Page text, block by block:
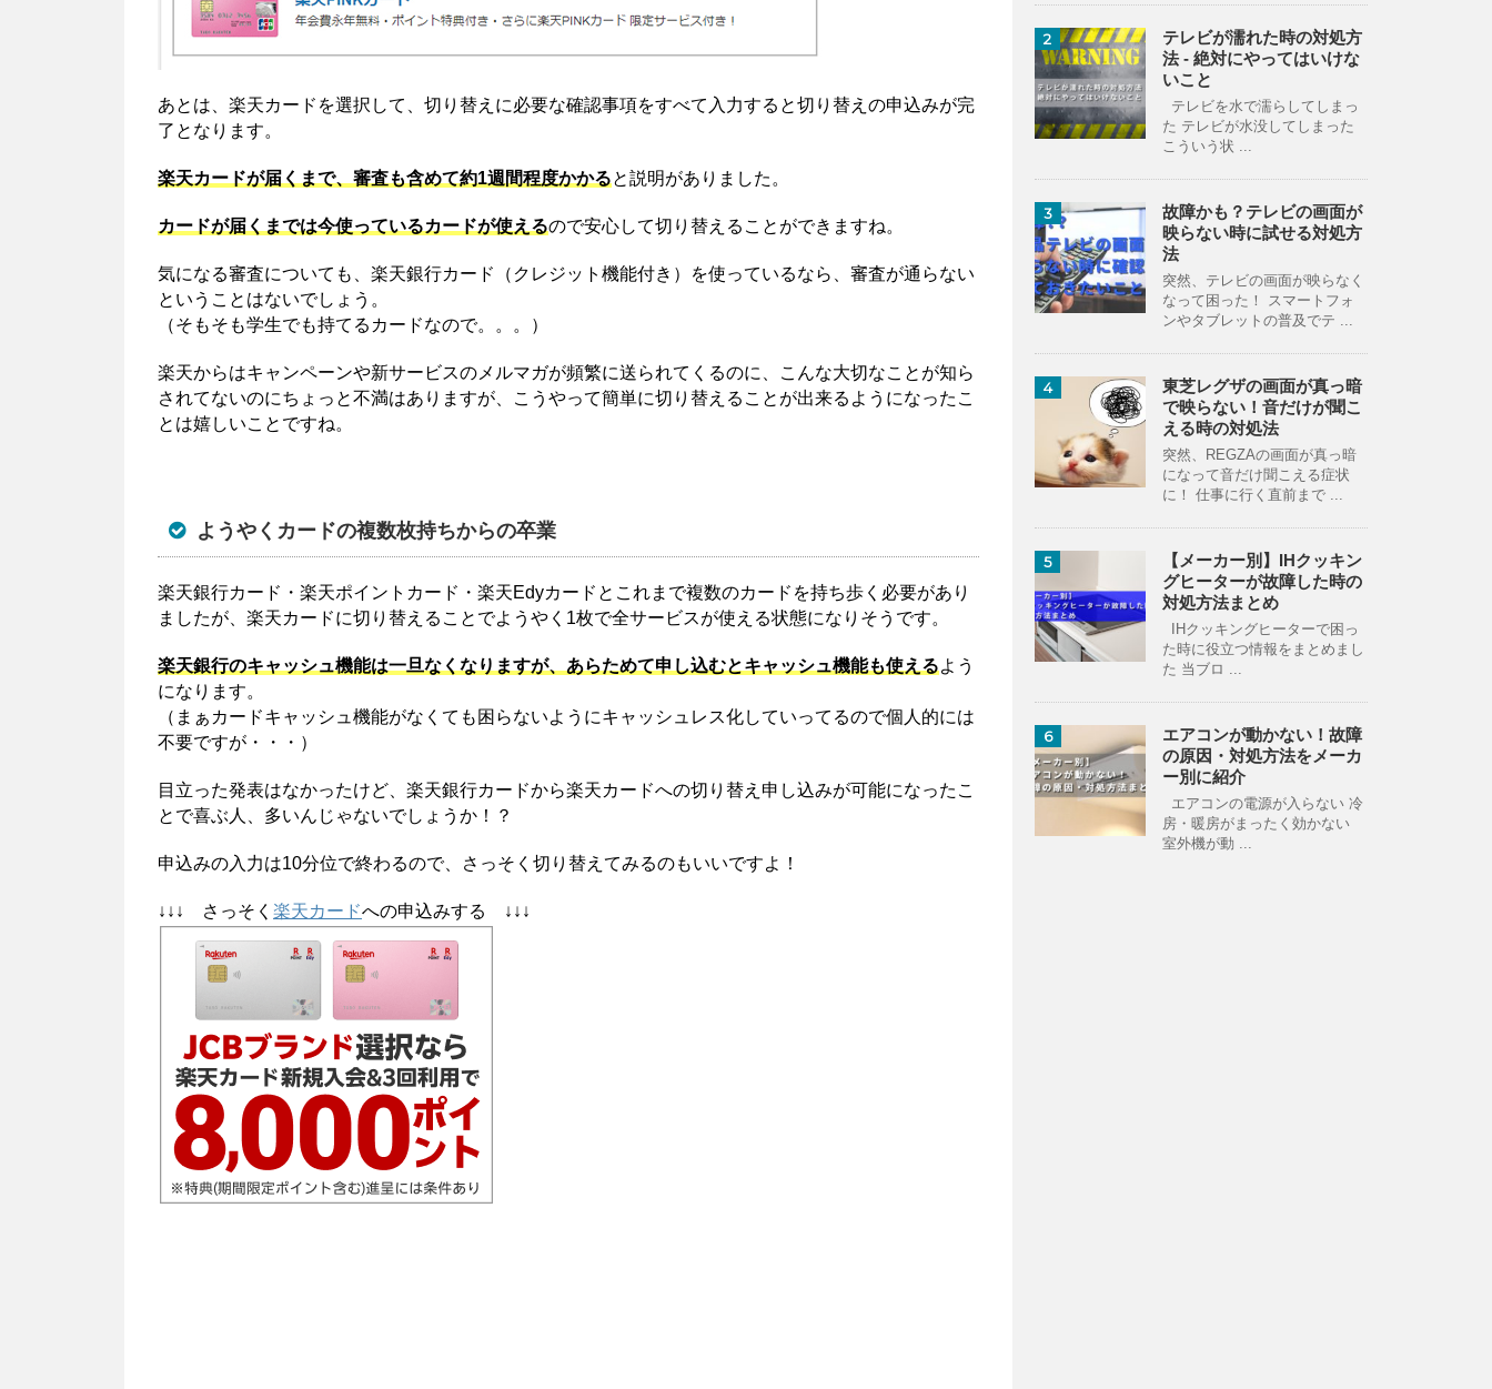
あとは、楽天カードを選択して、切り替えに必要な確認事項をすべて入力すると切り替えの申込みが完
了となります。
楽天カードが届くまで、審査も含めて約1週間程度かかると説明がありました。
カードが届くまでは今使っているカードが使えるので安心して切り替えることができますね。
気になる審査についても、楽天銀行カード（クレジット機能付き）を使っているなら、審査が通らない
ということはないでしょう。
（そもそも学生でも持てるカードなので。。。）
楽天からはキャンペーンや新サービスのメルマガが頻繁に送られてくるのに、こんな大切なことが知ら
されてないのにちょっと不満はありますが、こうやって簡単に切り替えることが出来るようになったこ
とは嬉しいことですね。
ようやくカードの複数枚持ちからの卒業
楽天銀行カード・楽天ポイントカード・楽天Edyカードとこれまで複数のカードを持ち歩く必要があり
ましたが、楽天カードに切り替えることでようやく1枚で全サービスが使える状態になりそうです。
楽天銀行のキャッシュ機能は一旦なくなりますが、あらためて申し込むとキャッシュ機能も使えるよう
になります。
（まぁカードキャッシュ機能がなくても困らないようにキャッシュレス化していってるので個人的には
不要ですが・・・）
目立った発表はなかったけど、楽天銀行カードから楽天カードへの切り替え申し込みが可能になったこ
とで喜ぶ人、多いんじゃないでしょうか！？
申込みの入力は10分位で終わるので、さっそく切り替えてみるのもいいですよ！
↓↓↓ さっそく 楽天カードへの申込みする ↓↓↓
2
テレビが濡れた時の対処方
法 - 絶対にやってはいけな
いこと
テレビを水で濡らしてしまっ
た テレビが水没してしまった
こういう状 ...
3
故障かも？テレビの画面が
映らない時に試せる対処方
法
突然、テレビの画面が映らなく
なって困った！ スマートフォ
ンやタブレットの普及でテ ...
4
東芝レグザの画面が真っ暗
で映らない！音だけが聞こ
える時の対処法
突然、REGZAの画面が真っ暗
になって音だけ聞こえる症状
に！ 仕事に行く直前まで ...
5
【メーカー別】IHクッキン
グヒーターが故障した時の
対処方法まとめ
IHクッキングヒーターで困っ
た時に役立つ情報をまとめまし
た 当ブロ ...
6
エアコンが動かない！故障
の原因・対処方法をメーカ
ー別に紹介
エアコンの電源が入らない 冷
房・暖房がまったく効かない
室外機が動 ...